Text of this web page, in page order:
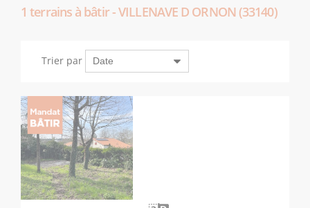
1 terrains à bâtir - VILLENAVE D ORNON (33140)
Trier par